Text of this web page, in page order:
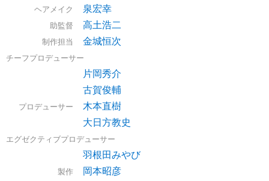
ヘアメイク 泉宏幸
助監督 高土浩二
制作担当 金城恒次
チーフプロデューサー
片岡秀介
古賀俊輔
プロデューサー
木本直樹
大日方教史
エグゼクティブプロデューサー
羽根田みやび
製作 岡本昭彦